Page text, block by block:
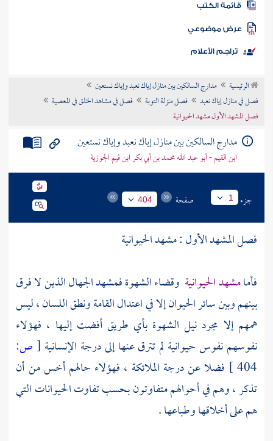
المكتبة
الكتب
موضوعي
تراجم الأعلام
الرئيسية
مدارج السالكين بين منازل إياك نعبد وإياك نستعين
فصل في منازل إياك نعبد
فصل منزلة التوبة
فصل في مشاهد الخلق في المعصية
فصل المشهد الأول مشهد الحيوانية
مدارج السالكين بين منازل إياك نعبد وإياك نستعين
ابن القيم - أبو عبد الله محمد بن أبي بكر ابن قيم الجوزية
جزء 1 صفحة 404
فصل المشهد الأول : مشهد الحيوانية
فأمامشهد الحيوانية وقضاء الشهوة فمشهد الجهال الذين لا فرق
بينهم وبين سائر الحيوان إلا في اعتدال القامة ونطق اللسان ، ليس
همهم إلا مجرد نيل الشهوة بأي طريق أفضت إليها ، فهؤلاء
نفوسهم نفوس حيوانية لم تترق عنها إلى درجة الإنسانية [ص:
404 ] فضلا عن درجة الملائكة ، فهؤلاء حالهم أخس من أن
تذكر ، وهم في أحوالهم متفاوتون بحسب تفاوت الحيوانات التي
هم على أخلاقها وطباعها .